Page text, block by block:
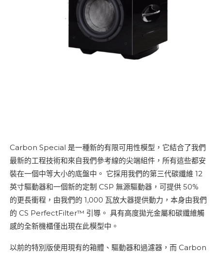
Carbon Special 是一種新的有限可用性模型，它結合了我們
最新的工程技術和來自我們參考線的尖端組件，所有這些都安
裝在一個中等大小的底盤中。 它採用我們的第三代碳纖維 12
英寸驅動器和一個新的定制 CSP 無源驅動器，可提供 50%
的更長衝程，由我們的 1,000 瓦放大器提供動力，本身由我們
的 CS PerfectFilter™ 引導。 具有高度拋光金屬和碳纖維觸
感的全新機櫃僅出現在此模型中。
以前的特別版使用現有的箱體、驅動器和過濾器，而 Carbon